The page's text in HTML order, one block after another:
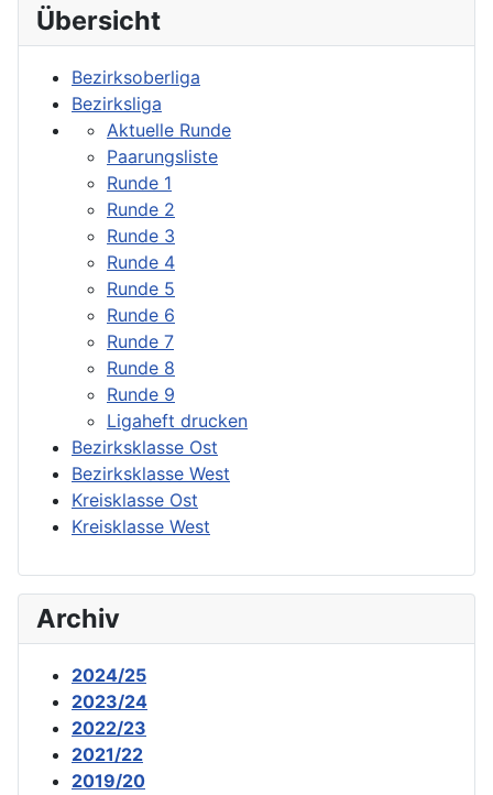
Übersicht
Bezirksoberliga
Bezirksliga
Aktuelle Runde
Paarungsliste
Runde 1
Runde 2
Runde 3
Runde 4
Runde 5
Runde 6
Runde 7
Runde 8
Runde 9
Ligaheft drucken
Bezirksklasse Ost
Bezirksklasse West
Kreisklasse Ost
Kreisklasse West
Archiv
2024/25
2023/24
2022/23
2021/22
2019/20